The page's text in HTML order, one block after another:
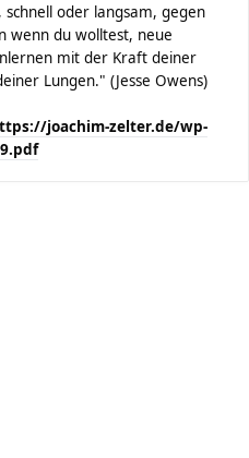
schnell oder langsam, gegen
wenn du wolltest, neue
mit der Kraft deiner
Lungen." (Jesse Owens)
joachim-zelter.de/wp-